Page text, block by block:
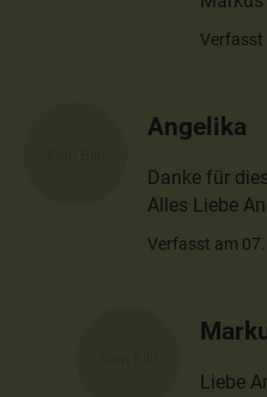
Verfasst
Angelika
Danke für
Alles Liebe
Verfasst am
Liebe